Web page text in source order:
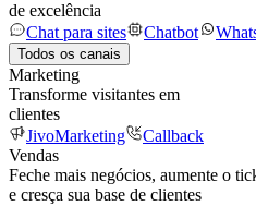
de excelência
Chat para sites
Chatbot
Todos os canais
Marketing
Transforme visitantes em
clientes
JivoMarketing
Callback
Vendas
Feche mais negócios, aumente o
e cresça sua base de clientes